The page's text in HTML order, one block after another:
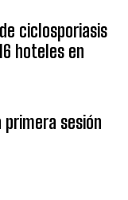
ciclosporiasis
hoteles en
sesión